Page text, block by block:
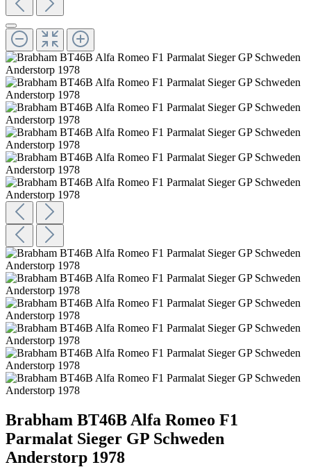
Brabham BT46B Alfa Romeo F1
Parmalat Sieger GP Schweden
Anderstorp 1978